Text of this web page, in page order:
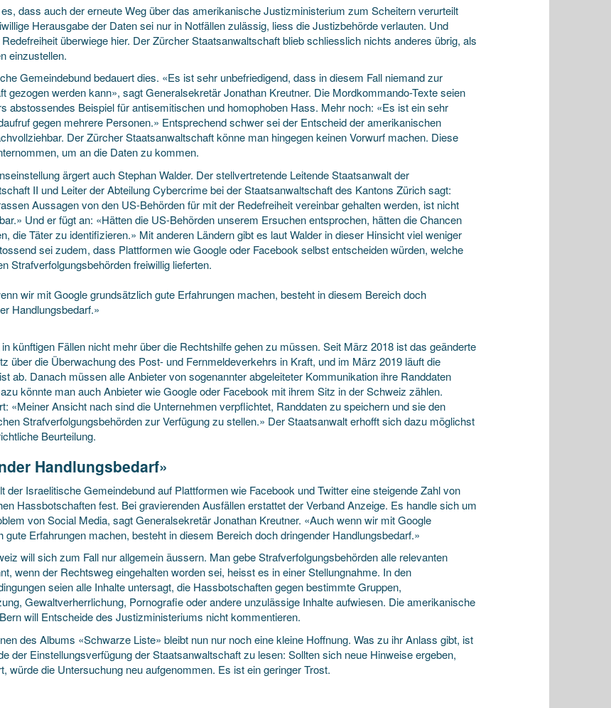
dass auch der erneute Weg über das amerikanische Justizministerium zum Scheitern verurteilt
Herausgabe der Daten sei nur in Notfällen zulässig, liess die Justizbehörde verlauten. Und
überwiege hier. Der Zürcher Staatsanwaltschaft blieb schliesslich nichts anderes übrig, als
einzustellen.
Gemeindebund bedauert dies. «Es ist sehr unbefriedigend, dass in diesem Fall niemand zur
gezogen werden kann», sagt Generalsekretär Jonathan Kreutner. Die Mordkommando-Texte seien
abstossendes Beispiel für antisemitischen und homophoben Hass. Mehr noch: «Es ist ein sehr
gegen mehrere Personen.» Entsprechend schwer sei der Entscheid der amerikanischen
Der Zürcher Staatsanwaltschaft könne man hingegen keinen Vorwurf machen. Diese
um an die Daten zu kommen.
ärgert auch Stephan Walder. Der stellvertretende Leitende Staatsanwalt der
II und Leiter der Abteilung Cybercrime bei der Staatsanwaltschaft des Kantons Zürich sagt:
Aussagen von den US-Behörden für mit der Redefreiheit vereinbar gehalten werden, ist nicht
Und er fügt an: «Hätten die US-Behörden unserem Ersuchen entsprochen, hätten die Chancen
die Täter zu identifizieren.» Mit anderen Ländern gibt es laut Walder in dieser Hinsicht viel weniger
sei zudem, dass Plattformen wie Google oder Facebook selbst entscheiden würden, welche
Strafverfolgungsbehörden freiwillig lieferten.
wir mit Google grundsätzlich gute Erfahrungen machen, besteht in diesem Bereich doch
Handlungsbedarf.»
künftigen Fällen nicht mehr über die Rechtshilfe gehen zu müssen. Seit März 2018 ist das geänderte
über die Überwachung des Post- und Fernmeldeverkehrs in Kraft, und im März 2019 läuft die
ab. Danach müssen alle Anbieter von sogenannter abgeleiteter Kommunikation ihre Randdaten
könnte man auch Anbieter wie Google oder Facebook mit ihrem Sitz in der Schweiz zählen.
«Meiner Ansicht nach sind die Unternehmen verpflichtet, Randdaten zu speichern und sie den
Strafverfolgungsbehörden zur Verfügung zu stellen.» Der Staatsanwalt erhofft sich dazu möglichst
Beurteilung.
Handlungsbedarf»
der Israelitische Gemeindebund auf Plattformen wie Facebook und Twitter eine steigende Zahl von
Hassbotschaften fest. Bei gravierenden Ausfällen erstattet der Verband Anzeige. Es handle sich um
von Social Media, sagt Generalsekretär Jonathan Kreutner. «Auch wenn wir mit Google
gute Erfahrungen machen, besteht in diesem Bereich doch dringender Handlungsbedarf.»
will sich zum Fall nur allgemein äussern. Man gebe Strafverfolgungsbehörden alle relevanten
wenn der Rechtsweg eingehalten worden sei, heisst es in einer Stellungnahme. In den
seien alle Inhalte untersagt, die Hassbotschaften gegen bestimmte Gruppen,
Gewaltverherrlichung, Pornografie oder andere unzulässige Inhalte aufwiesen. Die amerikanische
will Entscheide des Justizministeriums nicht kommentieren.
des Albums «Schwarze Liste» bleibt nun nur noch eine kleine Hoffnung. Was zu ihr Anlass gibt, ist
der Einstellungsverfügung der Staatsanwaltschaft zu lesen: Sollten sich neue Hinweise ergeben,
würde die Untersuchung neu aufgenommen. Es ist ein geringer Trost.